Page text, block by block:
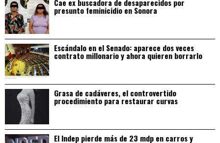
Cae ex buscadora de desaparecidos por
presunto feminicidio en Sonora
Escándalo en el Senado: aparece dos veces
contrato millonario y ahora quieren borrarlo
Grasa de cadáveres, el controvertido
procedimiento para restaurar curvas
El Indep pierde más de 23 mdp en carros y